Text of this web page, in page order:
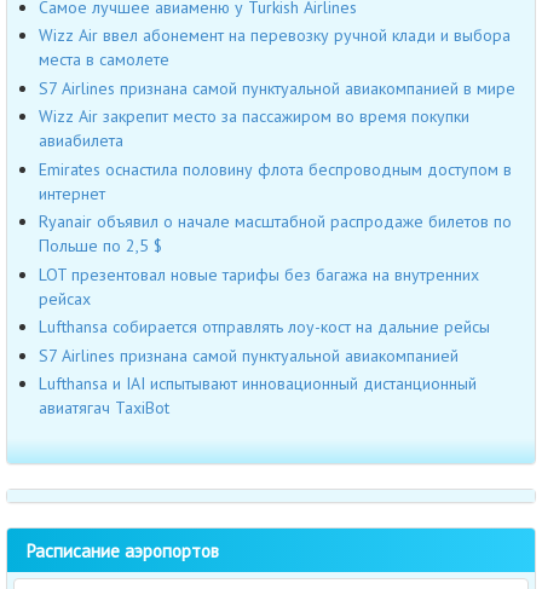
Самое лучшее авиаменю у Turkish Airlines
Wizz Air ввел абонемент на перевозку ручной клади и выбора
места в самолете
S7 Airlines признана самой пунктуальной авиакомпанией в мире
Wizz Air закрепит место за пассажиром во время покупки
авиабилета
Emirates оснастила половину флота беспроводным доступом в
интернет
Ryanair объявил о начале масштабной распродаже билетов по
Польше по 2,5 $
LOT презентовал новые тарифы без багажа на внутренних
рейсах
Lufthansa собирается отправлять лоу-кост на дальние рейсы
S7 Airlines признана самой пунктуальной авиакомпанией
Lufthansa и IAI испытывают инновационный дистанционный
авиатягач TaxiBot
Расписание аэропортов